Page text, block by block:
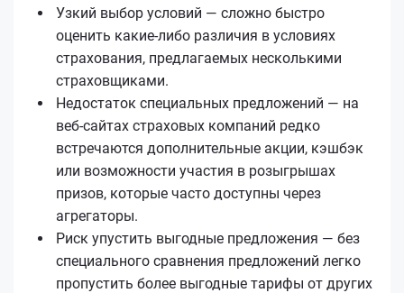
Узкий выбор условий — сложно быстро
оценить какие-либо различия в условиях
страхования, предлагаемых несколькими
страховщиками.
Недостаток специальных предложений — на
веб-сайтах страховых компаний редко
встречаются дополнительные акции, кэшбэк
или возможности участия в розыгрышах
призов, которые часто доступны через
агрегаторы.
Риск упустить выгодные предложения — без
специального сравнения предложений легко
пропустить более выгодные тарифы от других